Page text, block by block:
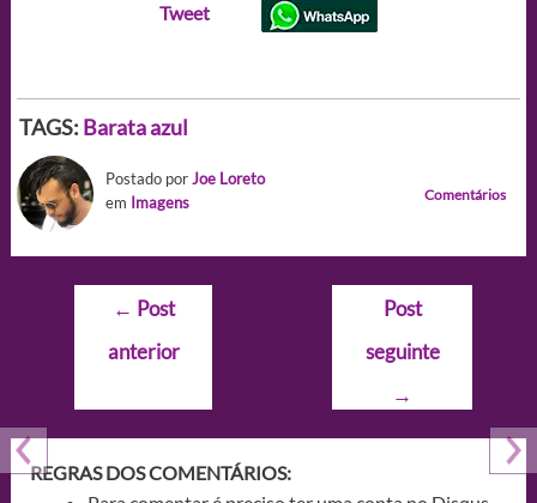
Tweet
TAGS: Barata azul
Postado porJoe Loreto
em Imagens Comentários
Navegação
Post
← Post
anterior
Post
seguinte
→
REGRAS DOS COMENTÁRIOS: